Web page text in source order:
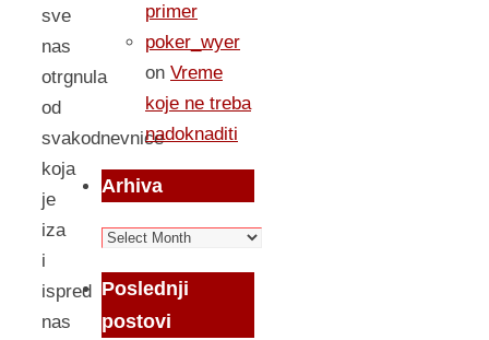
sve
nas
otrgnula
od
svakodnevnice
koja
je
iza
i
ispred
nas
primer
poker_wyer
on Vreme
koje ne treba
nadoknaditi
Arhiva
Arhiva
Poslednji
postovi